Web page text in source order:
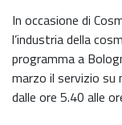
In occasione di
l’industria della
programma a
marzo il servizio
dalle ore 5.40 alle